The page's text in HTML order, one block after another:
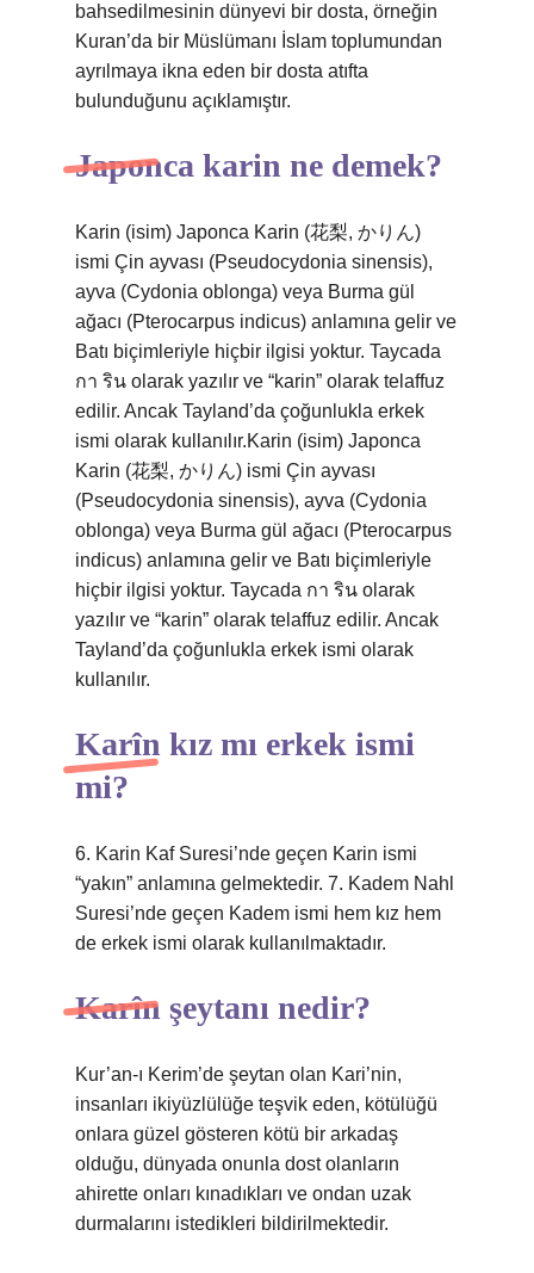
bahsedilmesinin dünyevi bir dosta, örneğin
Kuran’da bir Müslümanı İslam toplumundan
ayrılmaya ikna eden bir dosta atıfta
bulunduğunu açıklamıştır.
Japonca karin ne demek?
Karin (isim) Japonca Karin (花梨, かりん)
ismi Çin ayvası (Pseudocydonia sinensis),
ayva (Cydonia oblonga) veya Burma gül
ağacı (Pterocarpus indicus) anlamına gelir ve
Batı biçimleriyle hiçbir ilgisi yoktur. Taycada
กา ริน olarak yazılır ve “karin” olarak telaffuz
edilir. Ancak Tayland’da çoğunlukla erkek
ismi olarak kullanılır.Karin (isim) Japonca
Karin (花梨, かりん) ismi Çin ayvası
(Pseudocydonia sinensis), ayva (Cydonia
oblonga) veya Burma gül ağacı (Pterocarpus
indicus) anlamına gelir ve Batı biçimleriyle
hiçbir ilgisi yoktur. Taycada กา ริน olarak
yazılır ve “karin” olarak telaffuz edilir. Ancak
Tayland’da çoğunlukla erkek ismi olarak
kullanılır.
Karîn kız mı erkek ismi
mi?
6. Karin Kaf Suresi’nde geçen Karin ismi
“yakın” anlamına gelmektedir. 7. Kadem Nahl
Suresi’nde geçen Kadem ismi hem kız hem
de erkek ismi olarak kullanılmaktadır.
Karîn şeytanı nedir?
Kur’an-ı Kerim’de şeytan olan Kari’nin,
insanları ikiyüzlülüğe teşvik eden, kötülüğü
onlara güzel gösteren kötü bir arkadaş
olduğu, dünyada onunla dost olanların
ahirette onları kınadıkları ve ondan uzak
durmalarını istedikleri bildirilmektedir.